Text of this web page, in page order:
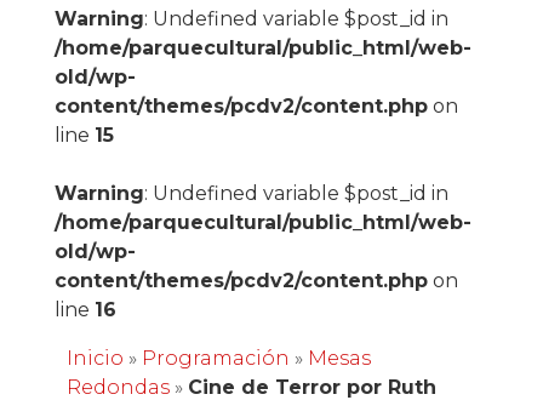
Warning: Undefined variable $post_id in
/home/parquecultural/public_html/web-
old/wp-
content/themes/pcdv2/content.phpon
line 15
Warning: Undefined variable $post_id in
/home/parquecultural/public_html/web-
old/wp-
content/themes/pcdv2/content.phpon
line 16
Inicio » Programación » Mesas
Redondas» Cine de Terror por Ruth